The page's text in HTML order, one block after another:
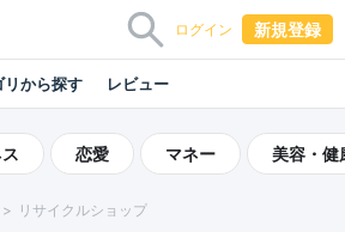
ログイン 新規登録
リから探す レビュー
恋愛 マネー 美容・健
リサイクルショップ